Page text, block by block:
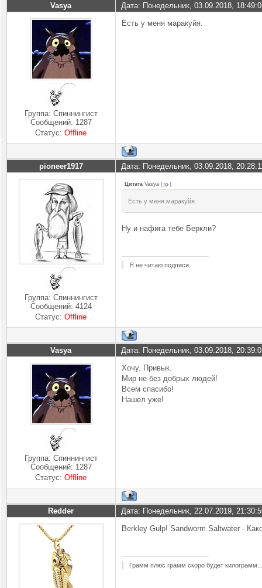
Vasya Дата: Понедельник, 03.09.2018,
Группа: Спиннингист
Сообщений: 1287
Статус:Offline
Есть у меня маракуйя.
pioneer1917 Дата: Понедельник, 03.09.2018,
Группа: Спиннингист
Сообщений: 4124
Статус:Offline
Цитата Vasya ( )
Есть у меня маракуйя.
Ну и нафига тебе Беркли?
Я не читаю подписи.
Vasya Дата: Понедельник, 03.09.2018,
Группа: Спиннингист
Сообщений: 1287
Статус:Offline
Хочу. Привык.
Мир не без добрых людей!
Всем спасибо!
Нашел уже!
Redder Дата: Понедельник, 22.07.2019,
Berkley Gulp! Sandworm Saltwater -
Грамм плюс грамм скоро будет килограмм...